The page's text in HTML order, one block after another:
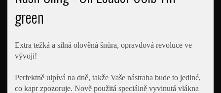
green
Extra težká a silná olověná šnůra, opravdová revoluce ve
vývoji!
Perfektně ulpívá na dně, takže Vaše nástraha bude to jediné,
co kapr zpozoruje. Nově použitá speciálně vyvinutá vlákna